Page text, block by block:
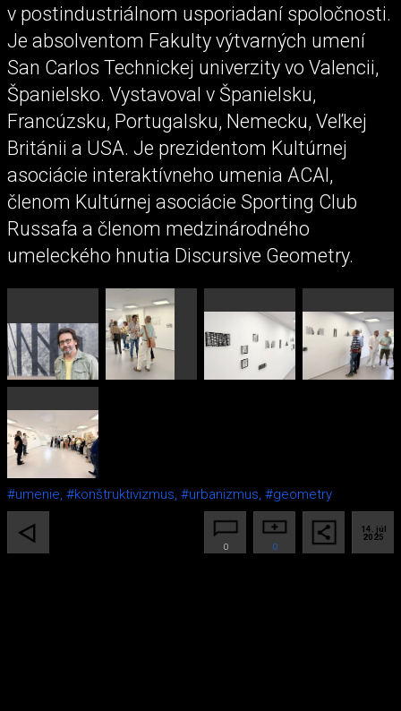
v postindustriálnom usporiadaní spoločnosti.
Je absolventom Fakulty výtvarných umení
San Carlos Technickej univerzity vo Valencii,
Španielsko. Vystavoval v Španielsku,
Francúzsku, Portugalsku, Nemecku, Veľkej
Británii a USA. Je prezidentom Kultúrnej
asociácie interaktívneho umenia ACAI,
členom Kultúrnej asociácie Sporting Club
Russafa a členom medzinárodného
umeleckého hnutia Discursive Geometry.
#umenie, #konštruktivizmus, #urbanizmus, #geometry
14. júl
2025
0
0